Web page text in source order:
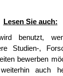
Lesen Sie auch:
benutzt,
Studien-,
bewerben
auch